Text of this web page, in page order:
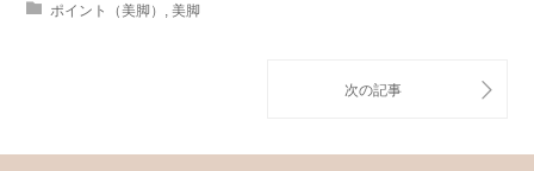
ポイント（美脚） , 美脚